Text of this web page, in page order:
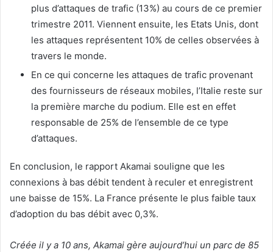
plus d’attaques de trafic (13%) au cours de ce premier
trimestre 2011. Viennent ensuite, les Etats Unis, dont
les attaques représentent 10% de celles observées à
travers le monde.
En ce qui concerne les attaques de trafic provenant
des fournisseurs de réseaux mobiles, l’Italie reste sur
la première marche du podium. Elle est en effet
responsable de 25% de l’ensemble de ce type
d’attaques.
En conclusion, le rapport Akamai souligne que les
connexions à bas débit tendent à reculer et enregistrent
une baisse de 15%. La France présente le plus faible taux
d’adoption du bas débit avec 0,3%.
Créée il y a 10 ans, Akamai gère aujourd’hui un parc de 85